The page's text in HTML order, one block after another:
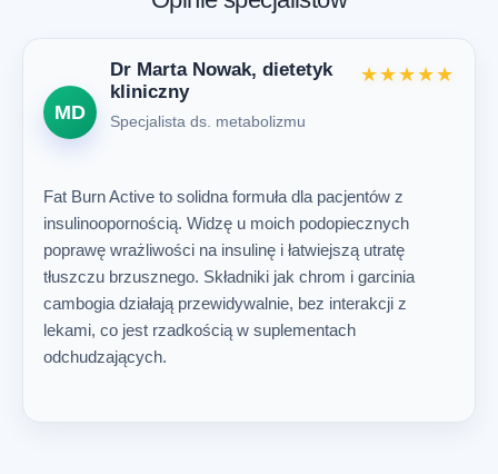
MD
Dr Marta Nowak, dietetyk
kliniczny
Specjalista ds. metabolizmu
★★★★★
Fat Burn Active to solidna formuła dla pacjentów z
insulinoopornością. Widzę u moich podopiecznych
poprawę wrażliwości na insulinę i łatwiejszą utratę
tłuszczu brzusznego. Składniki jak chrom i garcinia
cambogia działają przewidywalnie, bez interakcji z
lekami, co jest rzadkością w suplementach
odchudzających.